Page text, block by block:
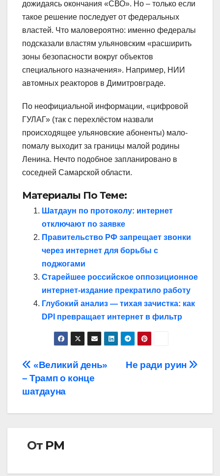
дожидаясь окончания «СВО». Но – только если
такое решение последует от федеральных
властей. Что маловероятно: именно федералы
подсказали властям ульяновским «расширить
зоны безопасности вокруг объектов
специального назначения». Например, НИИ
автомных реакторов в Димитровграде.
По неофициальной информации, «цифровой
ГУЛАГ» (так с перехлёстом назвали
происходящее ульяновские абоненты) мало-
помалу выходит за границы малой родины
Ленина. Нечто подобное запланировано в
соседней Самарской области.
Материалы По Теме:
Шатдаун по протоколу: интернет
отключают по заявке
Правительство РФ запрещает звонки
через интернет для борьбы с
поджогами
Старейшее российское оппозиционное
интернет-издание прекратило работу
Глубокий анализ — тихая зачистка: как
DPI превращает интернет в фильтр
Навигация
по
записям
Не ради руин
«Великий день»
– Трамп о конце
шатдауна
От РМ